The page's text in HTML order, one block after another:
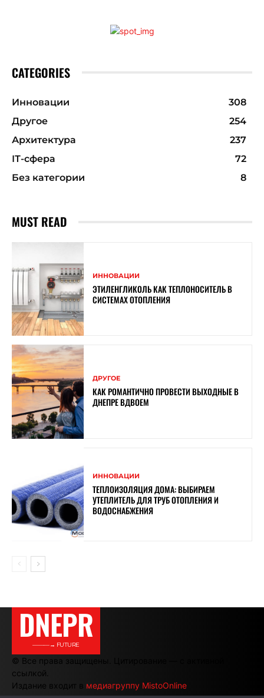
CATEGORIES
Инновации
308
Другое
254
Архитектура
237
ІТ-сфера
72
Без категории
8
MUST READ
ИННОВАЦИИ
ЭТИЛЕНГЛИКОЛЬ КАК ТЕПЛОНОСИТЕЛЬ В
СИСТЕМАХ ОТОПЛЕНИЯ
ДРУГОЕ
КАК РОМАНТИЧНО ПРОВЕСТИ ВЫХОДНЫЕ В
ДНЕПРЕ ВДВОЕМ
ИННОВАЦИИ
ТЕПЛОИЗОЛЯЦИЯ ДОМА: ВЫБИРАЕМ
УТЕПЛИТЕЛЬ ДЛЯ ТРУБ ОТОПЛЕНИЯ И
ВОДОСНАБЖЕНИЯ
DNEPR
———→ FUTURE
© Все права защищены. Цитирование — с активной
ссылкой.
Издание входит в медиагруппу MistoOnline